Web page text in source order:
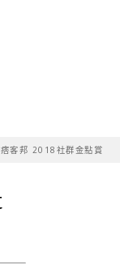
痞客邦 2018社群金點賞